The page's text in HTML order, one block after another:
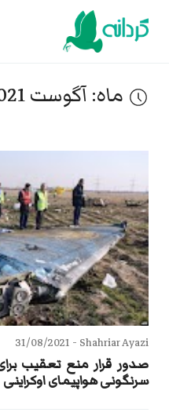
Skip
ماه: آگوست 2021
Shahriar Ayazi -
31/08/2021
صدور قرار منع تعقیب
سرنگونی هواپیمای اوکراینی